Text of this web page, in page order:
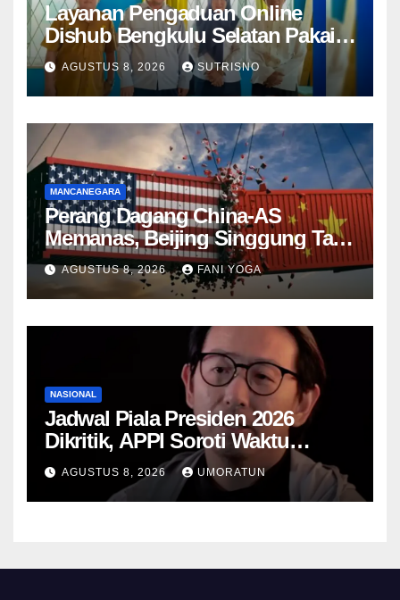
Layanan Pengaduan Online
Dishub Bengkulu Selatan Pakai
QR Code untuk Lapor Rambu
Rusak hingga Parkir Liar
AGUSTUS 8, 2026 SUTRISNO
MANCANEGARA
Perang Dagang China-AS
Memanas, Beijing Singgung Tarif
Trump dan Penyelidikan
Keamanan Nasional
AGUSTUS 8, 2026 FANI YOGA
NASIONAL
Jadwal Piala Presiden 2026
Dikritik, APPI Soroti Waktu
Pemulihan Pemain Hanya Satu
Hari
AGUSTUS 8, 2026 UMORATUN